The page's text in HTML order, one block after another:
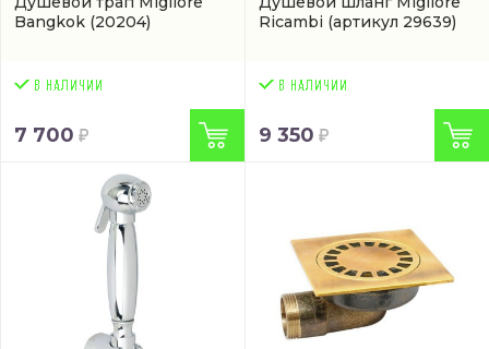
Bangkok (20204)
7 700
Ricambi (артикул 29639)
9 350